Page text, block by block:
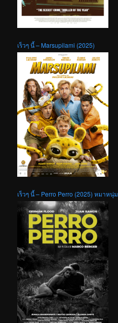
เร็วๆ นี้ – Marsupilami (2025)
เร็วๆ นี้ – Perro Perro (2025) หมาหนุ่ม